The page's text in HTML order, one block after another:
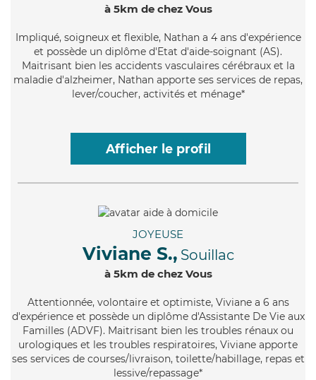
à 5km de chez Vous
Impliqué, soigneux et flexible, Nathan a 4 ans d'expérience
et possède un diplôme d'Etat d'aide-soignant (AS).
Maitrisant bien les accidents vasculaires cérébraux et la
maladie d'alzheimer, Nathan apporte ses services de repas,
lever/coucher, activités et ménage*
Afficher le profil
JOYEUSE
Viviane S., Souillac
à 5km de chez Vous
Attentionnée, volontaire et optimiste, Viviane a 6 ans
d'expérience et possède un diplôme d'Assistante De Vie aux
Familles (ADVF). Maitrisant bien les troubles rénaux ou
urologiques et les troubles respiratoires, Viviane apporte
ses services de courses/livraison, toilette/habillage, repas et
lessive/repassage*